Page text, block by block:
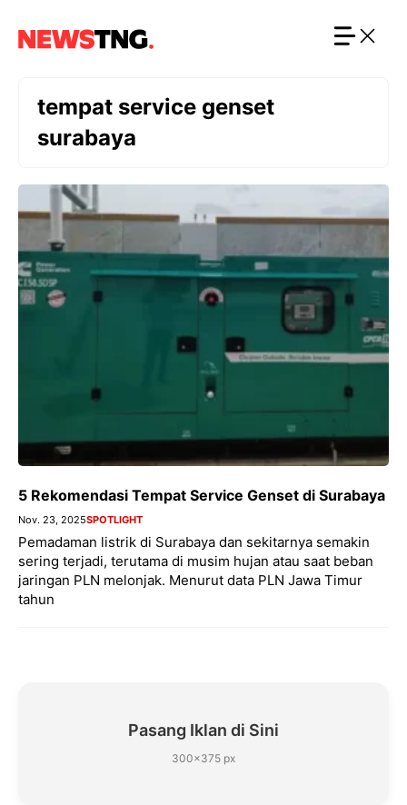
tempat service genset
surabaya
5 Rekomendasi Tempat Service Genset di Surabaya
Nov. 23, 2025SPOTLIGHT
Pemadaman listrik di Surabaya dan sekitarnya semakin
sering terjadi, terutama di musim hujan atau saat beban
jaringan PLN melonjak. Menurut data PLN Jawa Timur
tahun
Pasang Iklan di Sini
300×375 px